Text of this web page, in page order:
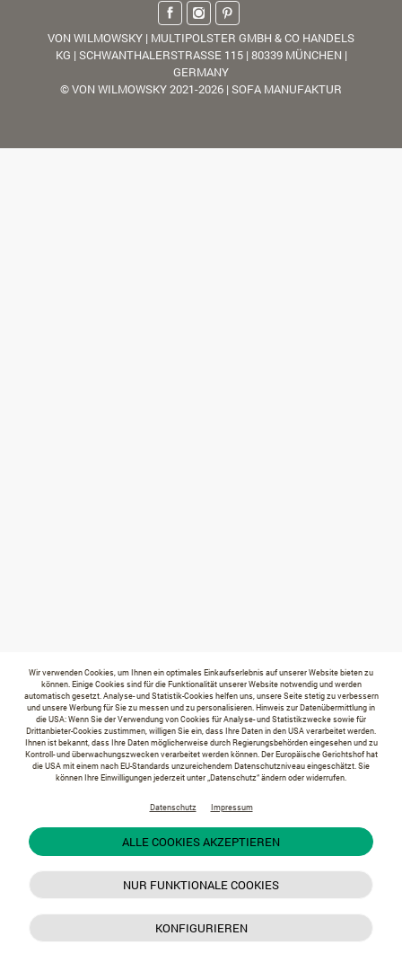
VON WILMOWSKY | MULTIPOLSTER GMBH & CO HANDELS
KG | SCHWANTHALERSTRASSE 115 | 80339 MÜNCHEN |
GERMANY
© VON WILMOWSKY 2021-2026 | SOFA MANUFAKTUR
Wir verwenden Cookies, um Ihnen ein optimales Einkaufserlebnis auf unserer Website bieten zu
können. Einige Cookies sind für die Funktionalität unserer Website notwendig und werden
automatisch gesetzt. Analyse- und Statistik-Cookies helfen uns, unsere Seite stetig zu verbessern
und unsere Werbung für Sie zu messen und zu personalisieren. Hinweis zur Datenübermittlung in
die USA: Wenn Sie der Verwendung von Cookies für Analyse- und Statistikzwecke sowie für
Drittanbieter-Cookies zustimmen, willigen Sie ein, dass Ihre Daten in den USA verarbeitet werden.
Ihnen ist bekannt, dass Ihre Daten möglicherweise durch Regierungsbehörden eingesehen und zu
Kontroll- und überwachungszwecken verarbeitet werden können. Der Europäische Gerichtshof hat
die USA mit einem nach EU-Standards unzureichendem Datenschutzniveau eingeschätzt. Sie
können Ihre Einwilligungen jederzeit unter „Datenschutz“ ändern oder widerrufen.
Datenschutz Impressum
ALLE COOKIES AKZEPTIEREN
NUR FUNKTIONALE COOKIES
KONFIGURIEREN